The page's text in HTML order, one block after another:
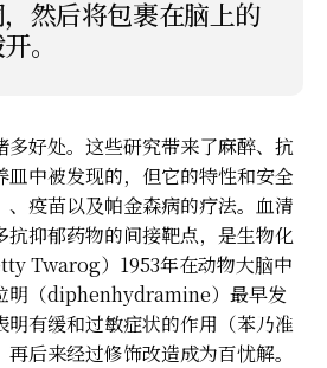
然后将包裹在脑上的
。
多好处。这些研究带来了麻醉、抗
皿中被发现的，但它的特性和安全
、疫苗以及帕金森病的疗法。血清
抗抑郁药物的间接靶点，是生物化
Twarog）1953年在动物大脑中
明（diphenhydramine）最早发
明有缓和过敏症状的作用（苯乃准
后来经过修饰改造成为百忧解。